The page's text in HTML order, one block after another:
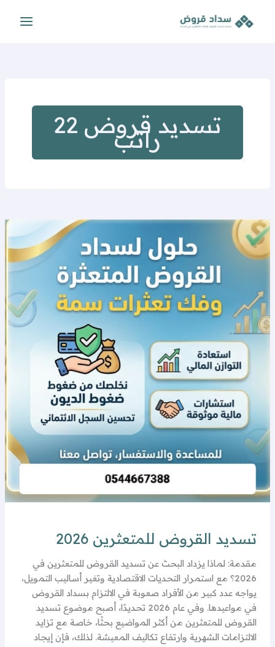
تسديد قروض 22
راتب
تسديد القروض للمتعثرين 2026
مقدمة: لماذا يزداد البحث عن تسديد القروض للمتعثرين في
2026؟ مع استمرار التحديات الاقتصادية وتغير أساليب التمويل،
يواجه عدد كبير من الأفراد صعوبة في الالتزام بسداد القروض
في مواعيدها. وفي عام 2026 تحديدًا، أصبح موضوع تسديد
القروض للمتعثرين من أكثر المواضيع بحثًا، خاصة مع تزايد
الالتزامات الشهرية وارتفاع تكاليف المعيشة. لذلك، فإن إيجاد
تسديد
القروض
للمتعثرين